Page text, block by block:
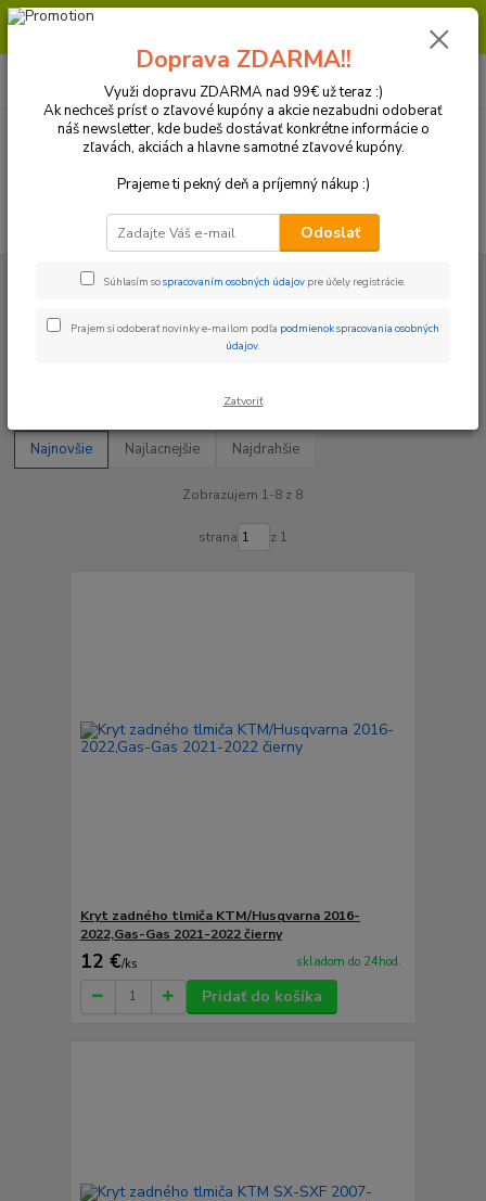
Milí zákazníci, pri objednávke nad 99€ získate poštovné ZDARMA.
(Po-Pia, 8:30-16:30 hod.)
Plasty a Kryty KTM Kryt zadného tlmiča
Kryt zadného tlmiča
Najnovšie Najlacnejšie Najdrahšie
Zobrazujem 1-8 z 8
strana z 1
Kryt zadného tlmiča KTM/Husqvarna 2016-
2022,Gas-Gas 2021-2022 čierny
12 €/ks skladom do 24hod.
Pridať do košíka
Doprava ZDARMA!!
Využi dopravu ZDARMA nad 99€ už teraz :)
Ak nechceš prísť o zľavové kupóny a akcie nezabudni odoberať
náš newsletter, kde budeš dostávať konkrétne informácie o
zľavách, akciách a hlavne samotné zľavové kupóny.
Prajeme ti pekný deň a príjemný nákup :)
Odoslať
Súhlasím sospracovaním osobných údajov pre účely registrácie.
Prajem si odoberať novinky e-mailom podľa podmienok spracovania osobných
údajov.
Zatvoriť